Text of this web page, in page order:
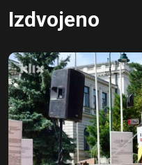
Izdvojeno